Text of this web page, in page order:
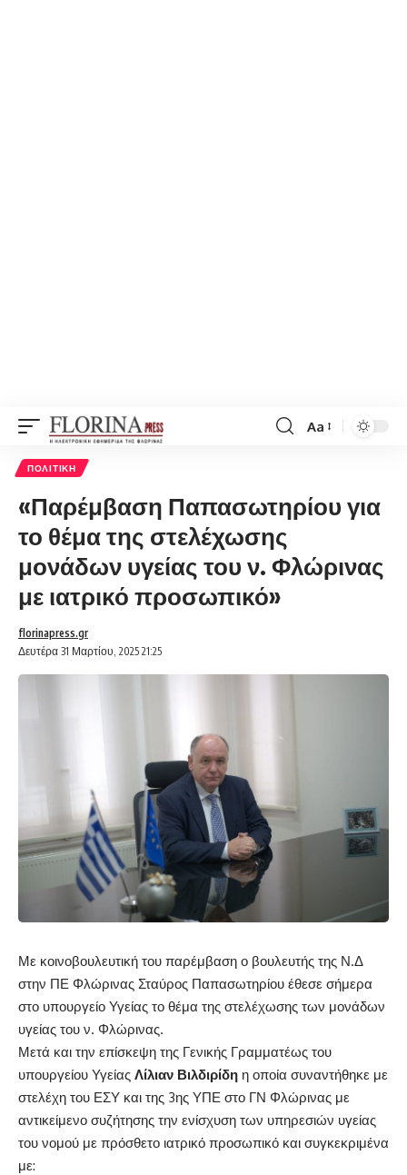
Font
Aa
ΠΟΛΙΤΙΚΉ
«Παρέμβαση Παπασωτηρίου για
το θέμα της στελέχωσης
μονάδων υγείας του ν. Φλώρινας
με ιατρικό προσωπικό»
Δευτέρα 31 Μαρτίου, 2025 21:25
florinapress.gr
Με κοινοβουλευτική του παρέμβαση ο βουλευτής της Ν.Δ
στην ΠΕ Φλώρινας Σταύρος Παπασωτηρίου έθεσε σήμερα
στο υπουργείο Υγείας το θέμα της στελέχωσης των μονάδων
υγείας του ν. Φλώρινας.
Μετά και την επίσκεψη της Γενικής Γραμματέως του
υπουργείου Υγείας Λίλιαν Βιλδιρίδη η οποία συναντήθηκε με
στελέχη του ΕΣΥ και της 3ης ΥΠΕ στο ΓΝ Φλώρινας με
αντικείμενο συζήτησης την ενίσχυση των υπηρεσιών υγείας
του νομού με πρόσθετο ιατρικό προσωπικό και συγκεκριμένα
με: